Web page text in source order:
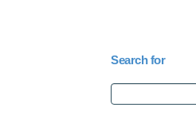
Search for
Search